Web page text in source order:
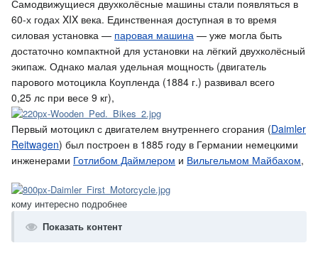
Самодвижущиеся двухколёсные машины стали появляться в
60-х годах XIX века. Единственная доступная в то время
силовая установка — паровая машина — уже могла быть
достаточно компактной для установки на лёгкий двухколёсный
экипаж. Однако малая удельная мощность (двигатель
парового мотоцикла Коупленда (1884 г.) развивал всего
0,25 лс при весе 9 кг),
Первый мотоцикл с двигателем внутреннего сгорания (Daimler
Reitwagen) был построен в 1885 году в Германии немецкими
инженерами Готлибом Даймлером и Вильгельмом Майбахом,
кому интересно подробнее
Показать контент